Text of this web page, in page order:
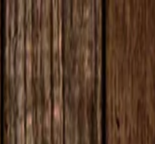
食 お手軽5食セット